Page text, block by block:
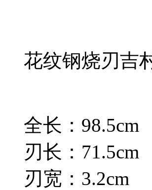
花纹钢烧刃吉
全长：98.5cm
刃长：71.5cm
刃宽：3.2cm